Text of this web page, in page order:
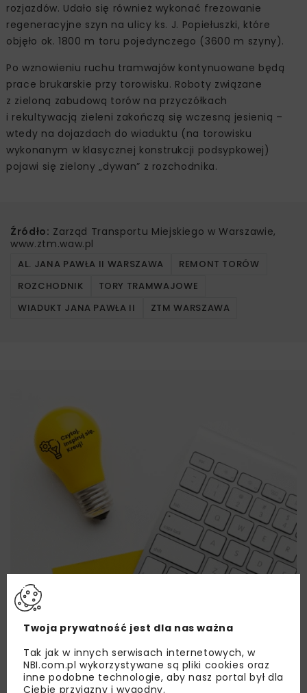
rozjazdów. Udało się również wykonać frezowanie
regeneracyjne szyn na ulicy ks. J. Popiełuszki, które
objęło ok. 1800 m toru pojedynczego (3600 m szyny).
Po wznowieniu ruchu tramwajów kontynuowane będą
prace brukarskie przy torowisku. Roboty związane
z zieloną zabudową torów na przyczółkach
i rekultywacją zieleni zakończą się wczesną jesienią –
wtedy na dojazdach do wiaduktu (na torowisku
wykonanym w klasycznej konstrukcji podsypkowej)
pojawi się zielony „dywan” z rozchodnika.
Źródło: Zarząd Transportu Miejskiego w Warszawie,
www.ztm.waw.pl
AL. JANA PAWŁA II WARSZAWA
REMONT TORÓW
ROZCHODNIK
TORY TRAMWAJOWE
WIADUKT JANA PAWŁA II
ZTM WARSZAWA
Lubisz wiedzieć więcej?
Twoja prywatność jest dla nas ważna
Tak jak w innych serwisach internetowych, w
NBI.com.pl wykorzystywane są pliki cookies oraz
inne podobne technologie, aby nasz portal był dla
Ciebie przyjazny i wygodny.